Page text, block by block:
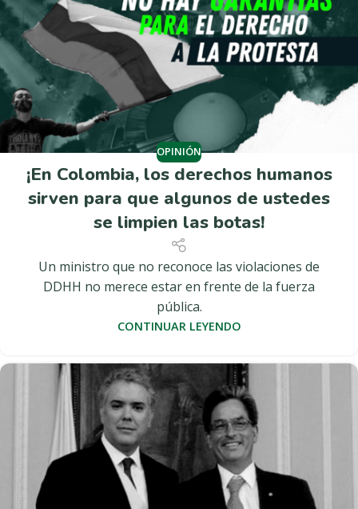
OPINIÓN
¡En Colombia, los derechos humanos
sirven para que algunos de ustedes
se limpien las botas!
Un ministro que no reconoce las violaciones de
DDHH no merece estar en frente de la fuerza
pública.
CONTINUAR LEYENDO